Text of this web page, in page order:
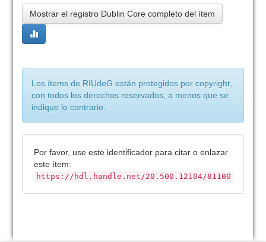
Mostrar el registro Dublin Core completo del ítem
Los ítems de RIUdeG están protegidos por copyright,
con todos los derechos reservados, a menos que se
indique lo contrario.
Por favor, use este identificador para citar o enlazar
este ítem:
https://hdl.handle.net/20.500.12104/81100